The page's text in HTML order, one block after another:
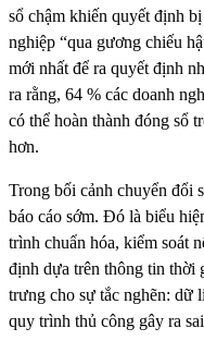
sổ chậm khiến quyết định
nghiệp “qua gương chiếu
mới nhất để ra quyết định
ra rằng, 64 % các doanh
có thể hoàn thành đóng sổ
hơn.
Trong bối cảnh chuyển đổi
báo cáo sớm. Đó là biểu
trình chuẩn hóa, kiểm soát
định dựa trên thông tin thời
trưng cho sự tắc nghẽn: dữ
quy trình thủ công gây ra